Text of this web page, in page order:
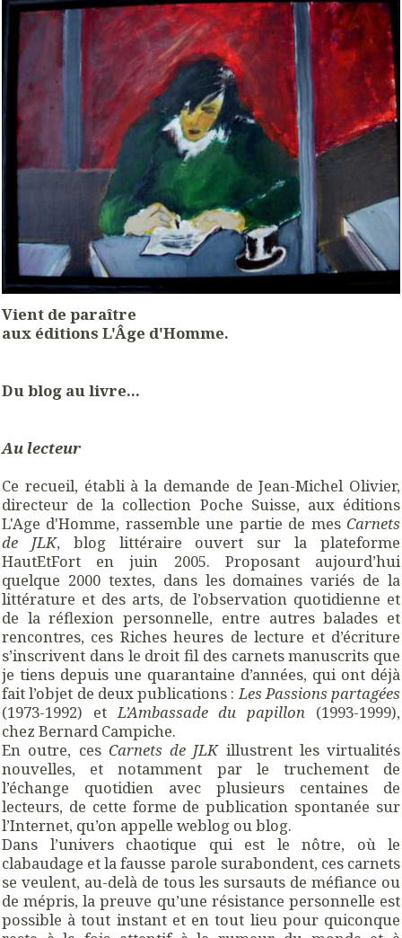
Vient de paraître
aux éditions L'Âge d'Homme.
Du blog au livre...
Au lecteur
Ce recueil, établi à la demande de Jean-Michel Olivier,
directeur de la collection Poche Suisse, aux éditions
L'Age d'Homme, rassemble une partie de mes Carnets
de JLK, blog littéraire ouvert sur la plateforme
HautEtFort en juin 2005. Proposant aujourd’hui
quelque 2000 textes, dans les domaines variés de la
littérature et des arts, de l’observation quotidienne et
de la réflexion personnelle, entre autres balades et
rencontres, ces Riches heures de lecture et d’écriture
s’inscrivent dans le droit fil des carnets manuscrits que
je tiens depuis une quarantaine d’années, qui ont déjà
fait l’objet de deux publications :Les Passions partagées
(1973-1992) etL’Ambassade du papillon (1993-1999),
chez Bernard Campiche.
En outre, ces Carnets de JLKillustrent les virtualités
nouvelles, et notamment par le truchement de
l’échange quotidien avec plusieurs centaines de
lecteurs, de cette forme de publication spontanée sur
l’Internet, qu’on appelle weblog ou blog.
Dans l’univers chaotique qui est le nôtre, où le
clabaudage et la fausse parole surabondent, ces carnets
se veulent, au-delà de tous les sursauts de méfiance ou
de mépris, la preuve qu’une résistance personnelle est
possible à tout instant et en tout lieu pour quiconque